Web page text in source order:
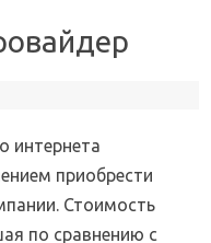
интернета
приобрести
Стоимость
по сравнению с